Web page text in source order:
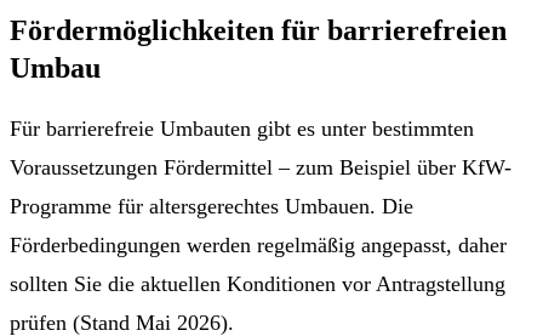
Fördermöglichkeiten für barrierefreien
Umbau
Für barrierefreie Umbauten gibt es unter bestimmten
Voraussetzungen Fördermittel – zum Beispiel über KfW-
Programme für altersgerechtes Umbauen. Die
Förderbedingungen werden regelmäßig angepasst, daher
sollten Sie die aktuellen Konditionen vor Antragstellung
prüfen (Stand Mai 2026).